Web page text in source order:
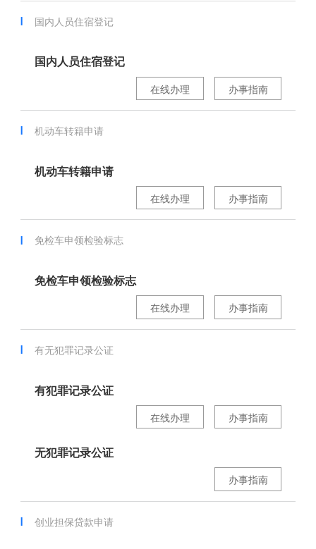
国内人员住宿登记
国内人员住宿登记
办事指南
在线办理
机动车转籍申请
机动车转籍申请
办事指南
在线办理
免检车申领检验标志
免检车申领检验标志
办事指南
在线办理
有无犯罪记录公证
有犯罪记录公证
办事指南
在线办理
无犯罪记录公证
办事指南
创业担保贷款申请